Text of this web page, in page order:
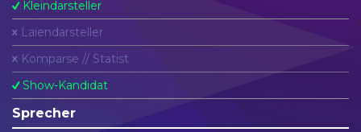
Kleindarsteller
Laiendarsteller
Komparse // Statist
Show-Kandidat
Sprecher